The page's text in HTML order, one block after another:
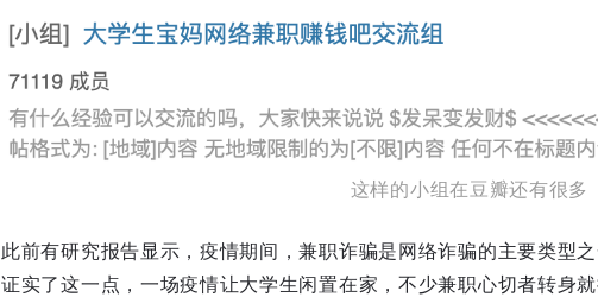
这样的小组在豆瓣还有很多
此前有研究报告显示，疫情期间，兼职诈骗是网络诈骗的主要类型
证实了这一点，一场疫情让大学生闲置在家，不少兼职心切者转身就